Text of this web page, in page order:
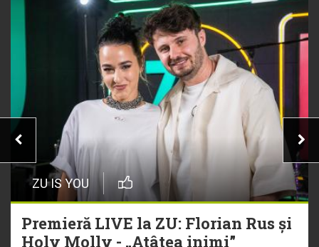
ZU IS YOU
Premieră LIVE la ZU: Florian Rus și
Holy Molly - „Atâtea inimi”